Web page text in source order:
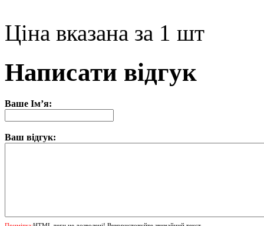
Ціна вказана за 1 шт
Написати відгук
Ваше Ім’я:
Ваш відгук: